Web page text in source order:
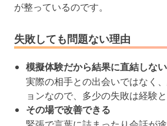
が整っているのです。
失敗しても問題ない理由
模擬体験だから結果に直結しない
実際の相手との出会いではなく
ョンなので、多少の失敗は経験
その場で改善できる
緊張で言葉に詰まったり会話が